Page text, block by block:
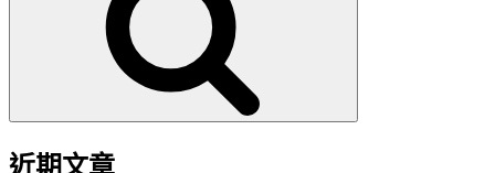
近期文章